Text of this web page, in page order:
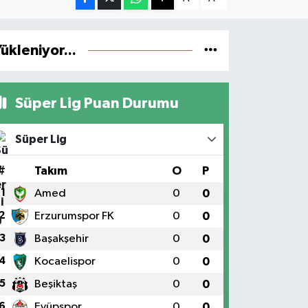
Süper Lig Puan Durumu
Süper Lig
Takım O P
1 Amed 0 0
Erzurumspor FK 0 0
3 Başakşehir 0 0
Kocaelispor 0 0
5 Beşiktaş 0 0